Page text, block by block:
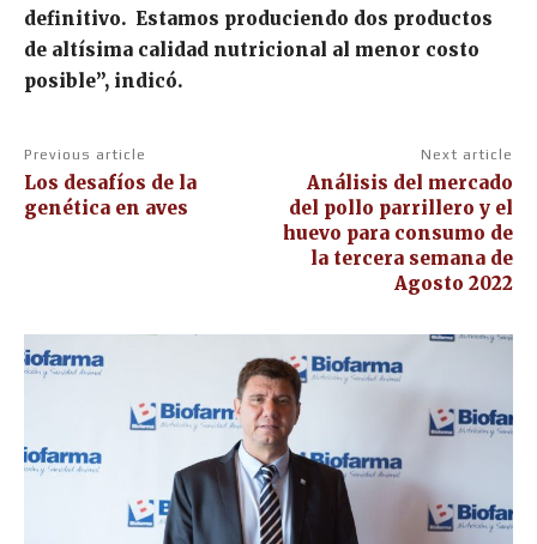
definitivo. Estamos produciendo dos productos
de altísima calidad nutricional al menor costo
posible”, indicó.
Previous article
Los desafíos de la
genética en aves
Next article
Análisis del mercado
del pollo parrillero y el
huevo para consumo de
la tercera semana de
Agosto 2022